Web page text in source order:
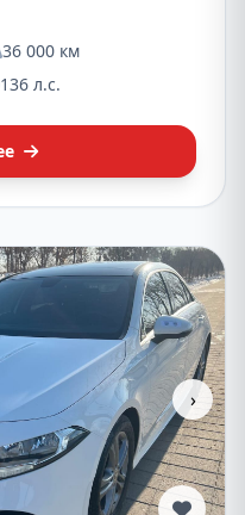
36 000 км
136 л.с.
›